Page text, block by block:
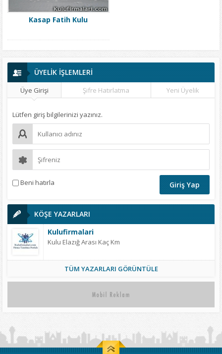
Kasap Fatih Kulu
ÜYELİK İŞLEMLERİ
Üye Girişi Şifre Hatırlatma Yeni Üyelik
Lütfen giriş bilgilerinizi yazınız.
Beni hatırla
KÖŞE YAZARLARI
Kulufirmalari
Kulu Elazığ Arası Kaç Km
TÜM YAZARLARI GÖRÜNTÜLE